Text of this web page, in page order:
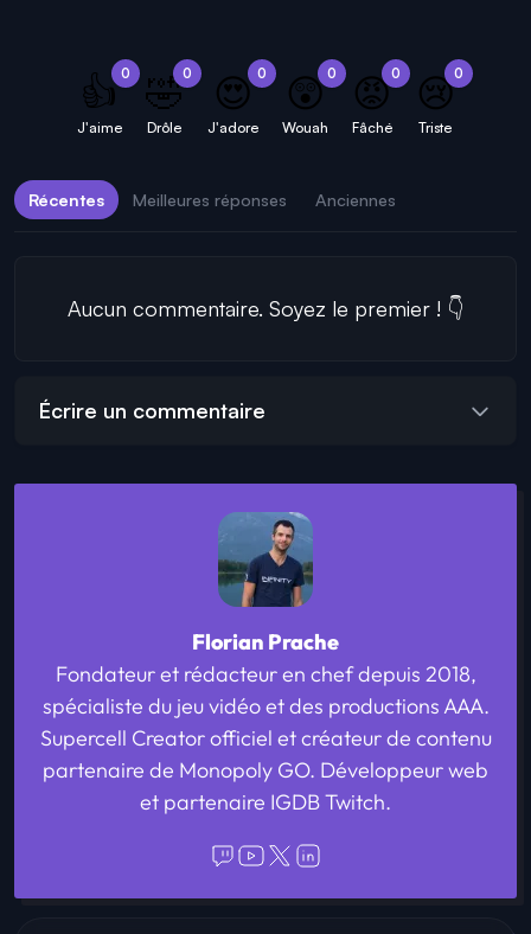
0
👍
J'aime
0
🤣
Drôle
0
😍
J'adore
0
😲
Wouah
0
😡
Fâché
0
😢
Triste
Récentes Meilleures réponses Anciennes
Aucun commentaire. Soyez le premier ! 👇
Écrire un commentaire
Florian Prache
Fondateur et rédacteur en chef depuis 2018,
spécialiste du jeu vidéo et des productions AAA.
Supercell Creator officiel et créateur de contenu
partenaire de Monopoly GO. Développeur web
et partenaire IGDB Twitch.